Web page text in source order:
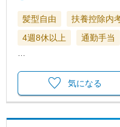
髪型自由 扶養控除内
4週8休以上
通勤手当
気になる